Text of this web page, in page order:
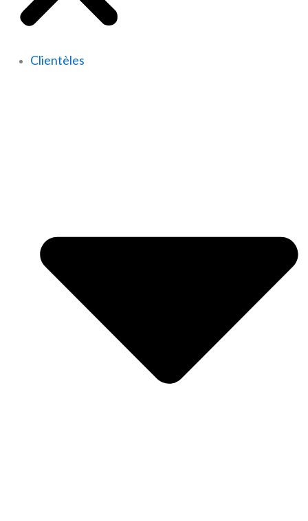
Clientèles